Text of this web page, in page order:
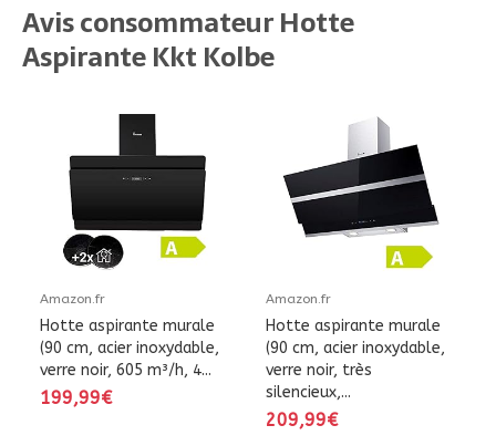
Avis consommateur Hotte
Aspirante Kkt Kolbe
Amazon.fr
Hotte aspirante murale
(90 cm, acier inoxydable,
verre noir, 605 m³/h, 4...
199,99€
Amazon.fr
Hotte aspirante murale
(90 cm, acier inoxydable,
verre noir, très
silencieux,...
209,99€